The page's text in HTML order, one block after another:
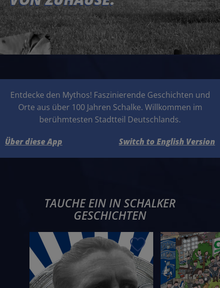
Entdecke den Mythos! Faszinierende Geschichten und
Orte aus über 100 Jahren Schalke. Willkommen im
berühmtesten Stadtteil Deutschlands.
Über diese App Switch to English Version
TAUCHE EIN IN SCHALKER
GESCHICHTEN
Speichern